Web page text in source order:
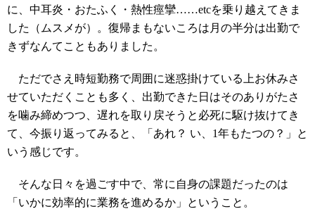
に、中耳炎・おたふく・熱性痙攣……etcを乗り越えてきま
した（ムスメが）。復帰まもないころは月の半分は出勤で
きずなんてこともありました。
ただでさえ時短勤務で周囲に迷惑掛けている上お休みさ
せていただくことも多く、出勤できた日はそのありがたさ
を噛み締めつつ、遅れを取り戻そうと必死に駆け抜けてき
て、今振り返ってみると、「あれ？ い、1年もたつの？」と
いう感じです。
そんな日々を過ごす中で、常に自身の課題だったのは
「いかに効率的に業務を進めるか」ということ。